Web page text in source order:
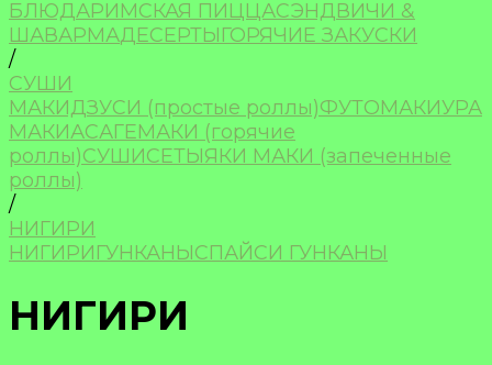
БЛЮДАРИМСКАЯ ПИЦЦАСЭНДВИЧИ &
ШАВАРМАДЕСЕРТЫГОРЯЧИЕ ЗАКУСКИ
/
СУШИ
МАКИДЗУСИ (простые роллы)ФУТОМАКИУРА
МАКИАСАГЕМАКИ (горячие
роллы)СУШИСЕТЫЯКИ МАКИ (запеченные
роллы)
/
НИГИРИ
НИГИРИГУНКАНЫСПАЙСИ ГУНКАНЫ
НИГИРИ